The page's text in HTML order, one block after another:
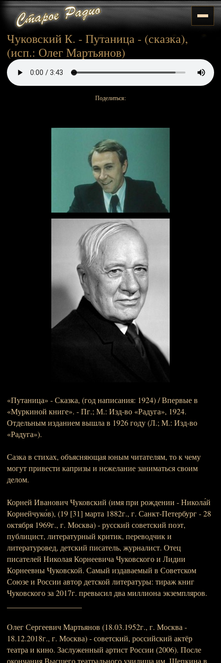
Чуковский К. - Путаница - (сказка),
(исп.: Олег Мартьянов)
Поделиться:
«Путаница» - Сказка, (год написания: 1924) / Впервые в
«Муркиной книге». - Пг.; М.: Изд-во «Радуга», 1924.
Отдельным изданием вышла в 1926 году (Л.; М.: Изд-во
«Радуга»).
Сазка в стихах, объясняющая юным читателям, то к чему
могут привести капризы и нежелание заниматься своим
делом.
Корней Иванович Чуковский (имя при рождении - Никола́й
Корнейчуко́в), (19 [31] марта 1882г., г. Санкт-Петербург - 28
октября 1969г., г. Москва) - русский советский поэт,
публицист, литературный критик, переводчик и
литературовед, детский писатель, журналист. Отец
писателей Николая Корнеевича Чуковского и Лидии
Корнеевны Чуковской. Самый издаваемый в Советском
Союзе и России автор детской литературы: тираж книг
Чуковского за 2017г. превысил два миллиона экземпляров.
Олег Сергеевич Мартьянов (18.03.1952г., г. Москва -
18.12.2018г., г. Москва) - советский, российский актёр
театра и кино. Заслуженный артист России (2006). После
окончания Высшего театрального училища им. Щепкина в